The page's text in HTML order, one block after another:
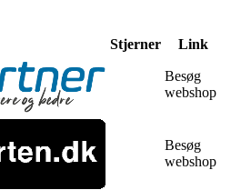
Stjerner Link
Besøg
webshop
Besøg
webshop